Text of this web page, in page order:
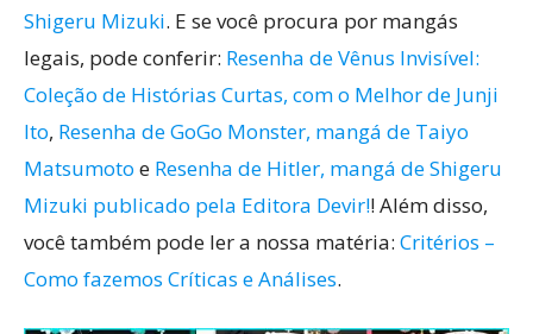
Shigeru Mizuki. E se você procura por mangás
legais, pode conferir: Resenha de Vênus Invisível:
Coleção de Histórias Curtas, com o Melhor de Junji
Ito, Resenha de GoGo Monster, mangá de Taiyo
Matsumoto e Resenha de Hitler, mangá de Shigeru
Mizuki publicado pela Editora Devir!! Além disso,
você também pode ler a nossa matéria: Critérios –
Como fazemos Críticas e Análises.